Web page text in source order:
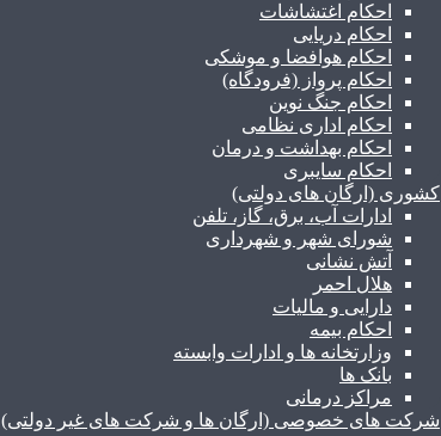
احکام اغتشاشات
احکام دریایی
احکام هوافضا و موشکی
احکام پرواز (فرودگاه)
احکام جنگ نوین
احکام اداری نظامی
احکام بهداشت و درمان
احکام سایبری
کشوری (ارگان های دولتی)
ادارات آب، برق، گاز، تلفن
شورای شهر و شهرداری
آتش نشانی
هلال احمر
دارایی و مالیات
احکام بیمه
وزارتخانه ها و ادارات وابسته
بانک ها
مراکز درمانی
شرکت های خصوصی (ارگان ها و شرکت های غیر دولتی)